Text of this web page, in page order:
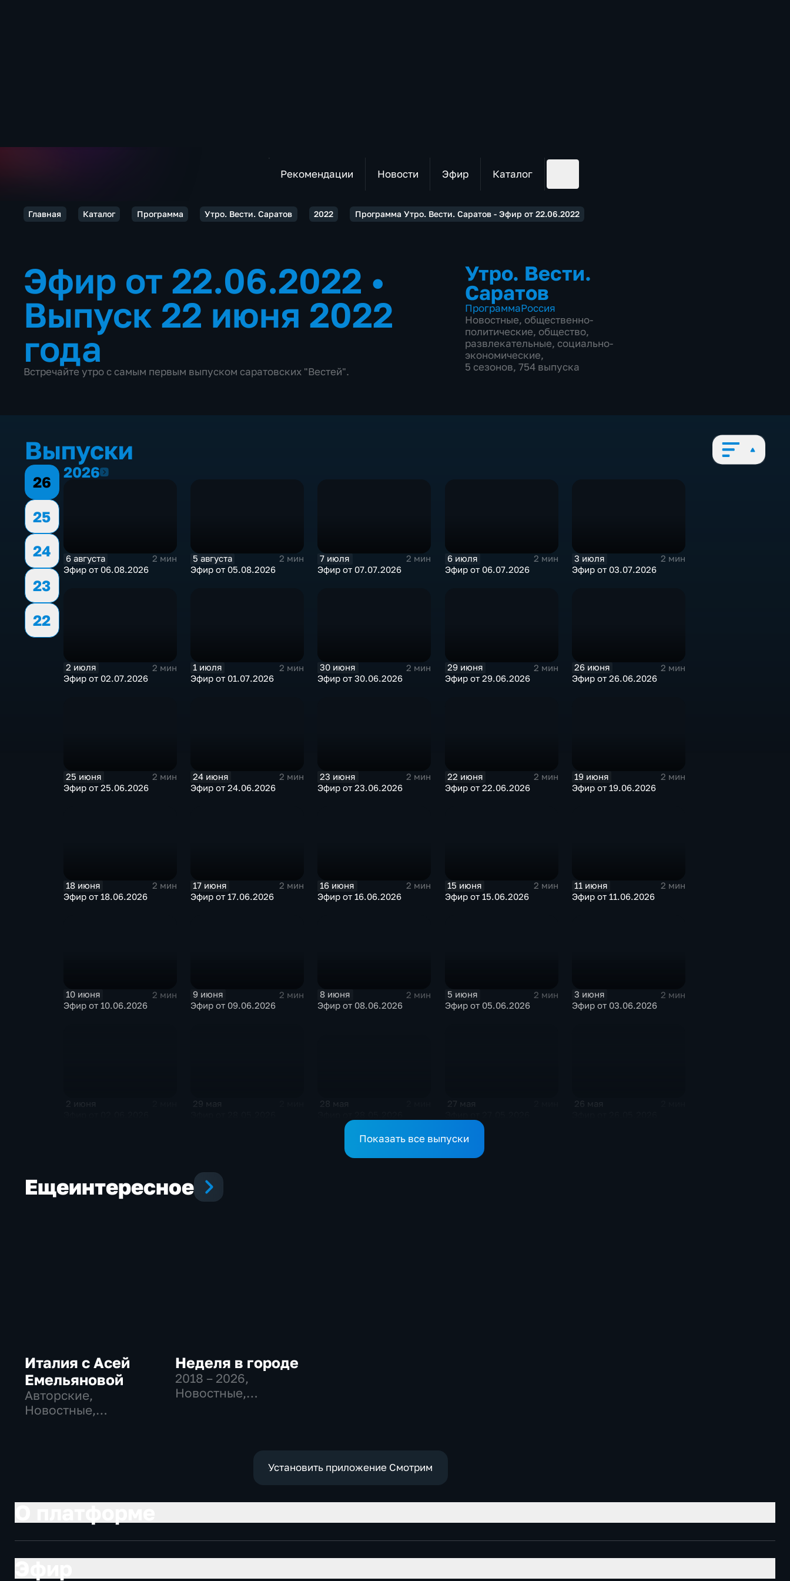
Рекомендации Новости Эфир Каталог
Главная Каталог Программа Утро. Вести. Саратов 2022 Программа Утро. Вести. Саратов - Эфир от 22.06.2022
Эфир от 22.06.2022 •
Выпуск 22 июня 2022
года
Встречайте утро с самым первым выпуском саратовских "Вестей".
Утро. Вести.
Саратов
ПрограммаРоссия
Новостные, общественно-
политические, общество,
развлекательные, социально-
экономические,
5 сезонов, 754 выпуска
Выпуски
26
25
24
23
22
20262026
6 августа
2 мин
Эфир от 06.08.2026
5 августа
2 мин
Эфир от 05.08.2026
7 июля
2 мин
Эфир от 07.07.2026
6 июля
2 мин
Эфир от 06.07.2026
3 июля
2 мин
Эфир от 03.07.2026
2 июля
2 мин
Эфир от 02.07.2026
1 июля
2 мин
Эфир от 01.07.2026
30 июня
2 мин
Эфир от 30.06.2026
29 июня
2 мин
Эфир от 29.06.2026
26 июня
2 мин
Эфир от 26.06.2026
25 июня
2 мин
Эфир от 25.06.2026
24 июня
2 мин
Эфир от 24.06.2026
23 июня
2 мин
Эфир от 23.06.2026
22 июня
2 мин
Эфир от 22.06.2026
19 июня
2 мин
Эфир от 19.06.2026
18 июня
2 мин
Эфир от 18.06.2026
17 июня
2 мин
Эфир от 17.06.2026
16 июня
2 мин
Эфир от 16.06.2026
15 июня
2 мин
Эфир от 15.06.2026
11 июня
2 мин
Эфир от 11.06.2026
10 июня
2 мин
Эфир от 10.06.2026
9 июня
2 мин
Эфир от 09.06.2026
8 июня
2 мин
Эфир от 08.06.2026
5 июня
2 мин
Эфир от 05.06.2026
3 июня
2 мин
Эфир от 03.06.2026
2 июня 29 мая 28 мая 27 мая 26 мая
Показать все выпуски
Ещеинтересное
Италия с Асей
Емельяновой
Авторские,
Новостные,
Неделя в городе
2018 – 2026,
Новостные,
Установить приложение Смотрим